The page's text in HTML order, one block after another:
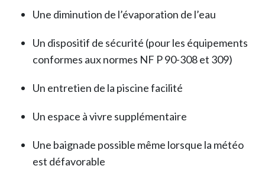
Une diminution de l’évaporation de l’eau
Un dispositif de sécurité (pour les équipements
conformes aux normes NF P 90-308 et 309)
Un entretien de la piscine facilité
Un espace à vivre supplémentaire
Une baignade possible même lorsque la météo
est défavorable